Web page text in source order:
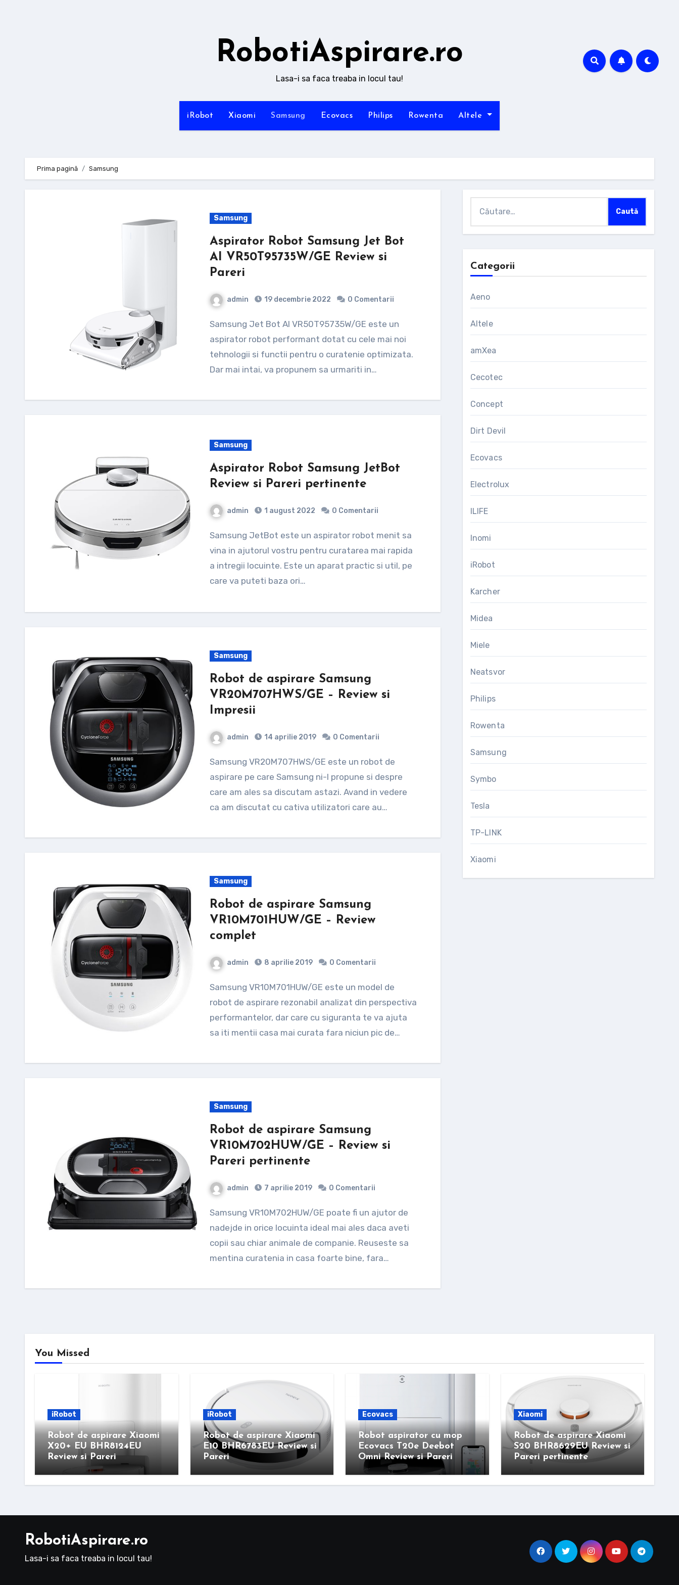
RobotiAspirare.ro
Lasa-i sa faca treaba in locul tau!
iRobot Xiaomi Samsung Ecovacs Philips Rowenta Altele
Prima pagină Samsung
Samsung
Aspirator Robot Samsung Jet Bot
AI VR50T95735W/GE Review si
Pareri
admin 19 decembrie 2022 0 Comentarii
Samsung Jet Bot AI VR50T95735W/GE este un
aspirator robot performant dotat cu cele mai noi
tehnologii si functii pentru o curatenie optimizata.
Dar mai intai, va propunem sa urmariti in…
Samsung
Aspirator Robot Samsung JetBot
Review si Pareri pertinente
admin 1 august 2022 0 Comentarii
Samsung JetBot este un aspirator robot menit sa
vina in ajutorul vostru pentru curatarea mai rapida
a intregii locuinte. Este un aparat practic si util, pe
care va puteti baza ori…
Samsung
Robot de aspirare Samsung
VR20M707HWS/GE – Review si
Impresii
admin 14 aprilie 2019 0 Comentarii
Samsung VR20M707HWS/GE este un robot de
aspirare pe care Samsung ni-l propune si despre
care am ales sa discutam astazi. Avand in vedere
ca am discutat cu cativa utilizatori care au…
Samsung
Robot de aspirare Samsung
VR10M701HUW/GE – Review
complet
admin 8 aprilie 2019 0 Comentarii
Samsung VR10M701HUW/GE este un model de
robot de aspirare rezonabil analizat din perspectiva
performantelor, dar care cu siguranta te va ajuta
sa iti mentii casa mai curata fara niciun pic de…
Samsung
Robot de aspirare Samsung
VR10M702HUW/GE – Review si
Pareri pertinente
admin 7 aprilie 2019 0 Comentarii
Samsung VR10M702HUW/GE poate fi un ajutor de
nadejde in orice locuinta ideal mai ales daca aveti
copii sau chiar animale de companie. Reuseste sa
mentina curatenia in casa foarte bine, fara…
după:
Categorii
Aeno
Altele
amXea
Cecotec
Concept
Dirt Devil
Ecovacs
Electrolux
ILIFE
Inomi
iRobot
Karcher
Midea
Miele
Neatsvor
Philips
Rowenta
Samsung
Symbo
Tesla
TP-LINK
Xiaomi
You Missed
iRobot
Robot de aspirare Xiaomi
X20+ EU BHR8124EU
Review si Pareri
iRobot
Robot de aspirare Xiaomi
E10 BHR6783EU Review si
Pareri
Ecovacs
Robot aspirator cu mop
Ecovacs T20e Deebot
Omni Review si Pareri
Xiaomi
Robot de aspirare Xiaomi
S20 BHR8629EU Review si
Pareri pertinente
RobotiAspirare.ro
Lasa-i sa faca treaba in locul tau!